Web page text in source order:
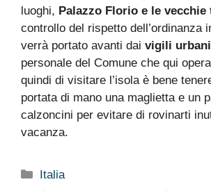
luoghi, Palazzo Florio e le vecchie
controllo del rispetto dell’ordinanza
verrà portato avanti dai vigili urbani
personale del Comune che qui
quindi di visitare l’isola è bene
portata di mano una maglietta e un
calzoncini per evitare di rovinarti
vacanza.
Categorie
Italia